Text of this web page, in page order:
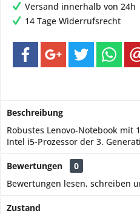
Versand innerhalb von 24h
14 Tage Widerrufsrecht
Beschreibung
Robustes Lenovo-Notebook mit
Intel i5-Prozessor der 3.
Bewertungen
0
Bewertungen lesen, schreiben
Zustand